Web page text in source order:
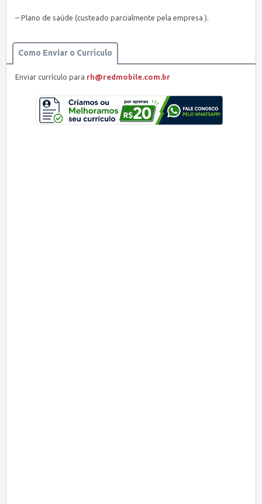
– Plano de saúde (custeado parcialmente pela empresa ).
Como Enviar o Currículo
Enviar currículo para rh@redmobile.com.br